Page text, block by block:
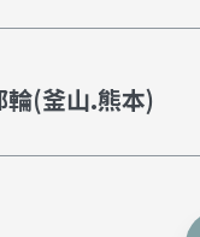
(釜山.熊本)